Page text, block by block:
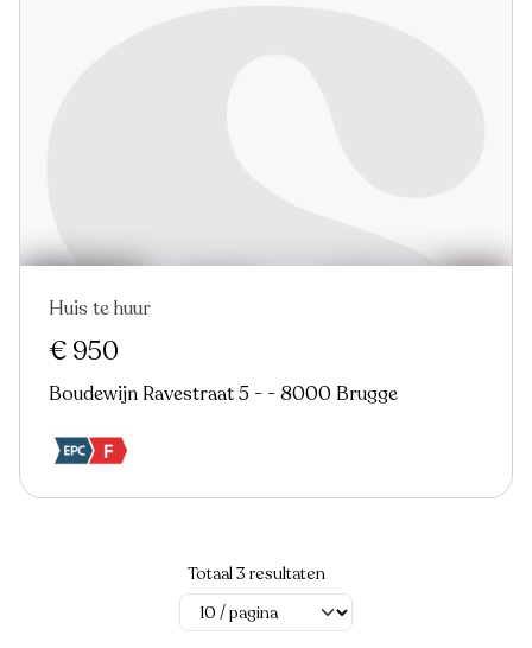
Nieuw
Huis te huur
€ 950
Boudewijn Ravestraat 5 - - 8000 Brugge
Totaal 3 resultaten